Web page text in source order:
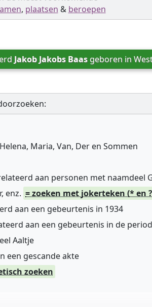
, plaatsen & beroepen
Jakob Jakobs Baas geboren in
Maria, Van, Der en Sommen
aan personen met naamdeel
enz. = zoeken met jokerteken (* en
aan een gebeurtenis in 1934
aan een gebeurtenis in de
Aaltje
een gescande akte
zoeken